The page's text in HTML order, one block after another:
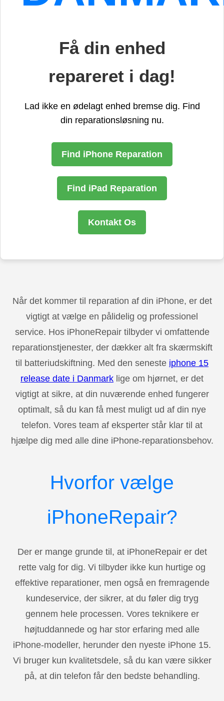
Få din enhed
repareret i dag!
Lad ikke en ødelagt enhed bremse dig. Find
din reparationsløsning nu.
Find iPhone Reparation
Find iPad Reparation
Kontakt Os
Når det kommer til reparation af din iPhone, er det
vigtigt at vælge en pålidelig og professionel
service. Hos iPhoneRepair tilbyder vi omfattende
reparationstjenester, der dækker alt fra skærmskift
til batteriudskiftning. Med den seneste iphone 15
release date i Danmark lige om hjørnet, er det
vigtigt at sikre, at din nuværende enhed fungerer
optimalt, så du kan få mest muligt ud af din nye
telefon. Vores team af eksperter står klar til at
hjælpe dig med alle dine iPhone-reparationsbehov.
Hvorfor vælge
iPhoneRepair?
Der er mange grunde til, at iPhoneRepair er det
rette valg for dig. Vi tilbyder ikke kun hurtige og
effektive reparationer, men også en fremragende
kundeservice, der sikrer, at du føler dig tryg
gennem hele processen. Vores teknikere er
højtuddannede og har stor erfaring med alle
iPhone-modeller, herunder den nyeste iPhone 15.
Vi bruger kun kvalitetsdele, så du kan være sikker
på, at din telefon får den bedste behandling.